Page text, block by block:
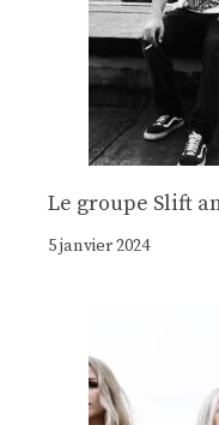
Le groupe Slift
5 janvier 2024